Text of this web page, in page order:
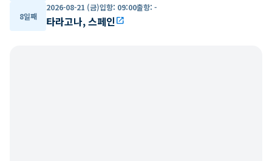
8일째
2026-08-21 (금)입항: 09:00출항: -
타라고나, 스페인open_in_new